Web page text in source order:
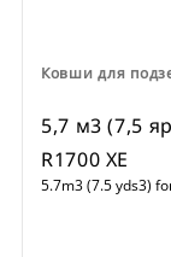
Ковши для
5,7 м3 (7,5
R1700 XE
5.7m3 (7.5 yds3)